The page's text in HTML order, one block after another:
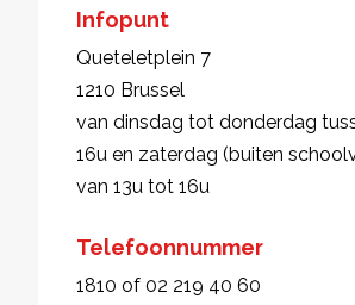
Infopunt
Queteletplein 7
1210 Brussel
van dinsdag tot donderdag
16u en zaterdag (buiten
van 13u tot 16u
Telefoonnummer
1810 of 02 219 40 60